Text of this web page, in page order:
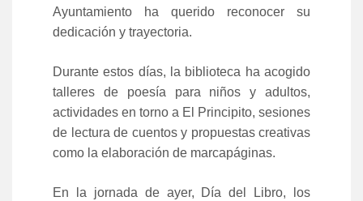
Ayuntamiento ha querido reconocer su
dedicación y trayectoria.
Durante estos días, la biblioteca ha acogido
talleres de poesía para niños y adultos,
actividades en torno a El Principito, sesiones
de lectura de cuentos y propuestas creativas
como la elaboración de marcapáginas.
En la jornada de ayer, Día del Libro, los